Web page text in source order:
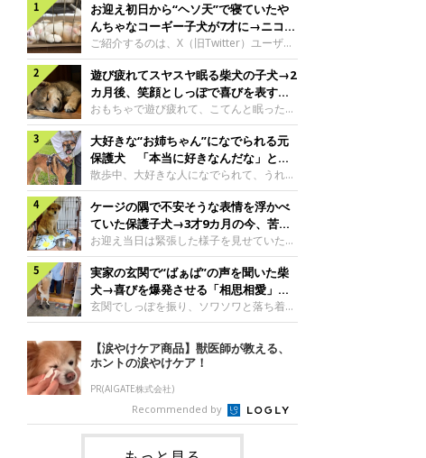
お迎え初日から“ヘソ天”で寝ていたや
んちゃなコーギー子犬が7才に→ニコニ
コ“コーギースマイル”が魅力のコに成
長！
ご紹介するのは、X（旧Twitter）ユーザー
＠Kus1oKg2vsgdWS2さんの愛犬でウェル
シュ・コーギー・ペンブロークの神楽ちゃ
ん。今年の8月で7才になるという神楽ちゃ
んですが、いったいどんな子犬時代を過ご
したのでしょうか。今回は、神楽ちゃんの
成長を飼い主さんと振り返ります！神楽ち
ゃんの成長について聞いた！お迎えから数
日後の神楽ちゃん（撮影時生後2カ月）＠
Kus1oKg2vsgdWS2――お迎え当初の神楽
ちゃんの様子について教えてください。飼
い主さん： 「お迎え当日から“ヘソ天”で寝
るようなコでし
遊び疲れてスヤスヤ眠る柴犬の子犬→2
カ月後、笑顔としっぽで喜びを表すコ
に成長！
おもちゃで遊び疲れて、こてんと眠った子
犬。あれから2カ月、表情や行動にさまざ
まな変化が見られるようになりました。遊
び疲れて眠る生後2カ月のなっちゃん遊び
疲れた様子のなっちゃん。@Pkndg_紹介
するのは、X（旧Twitter）ユーザー
@Pkndg_さんの愛犬・なっちゃん（取材
時、生後4カ月／柴犬）。こちらの写真
は、なっちゃんが生後2カ月のころに撮影
された一枚です。この日、なっちゃんは家
族と一緒におもちゃで遊んでいました。た
くさん遊んで疲れたのか、その後は眠り始
めたそうです。眠るなっちゃん。
@Pkndg_
大好きな“お姉ちゃん”になでられる元
保護犬 「本当に好きなんだな」と感
じる表情にほっこり
散歩中、大好きな人になでられて、うれし
そうな表情を見せる元保護犬。甘えるよう
な姿に、見ているこちらまでほっこりしま
す。大好きな“お姉ちゃん”に甘える小次郎
くん妹さんになでてもらい、うれしそうな
表情を見せる小次郎くん（2026年6月撮
影）。@mika_Jimmy紹介するのは、X（旧
Twitter）ユーザー@mika_Jimmyさんの愛
犬・小次郎くん（撮影時5才）。こちら
は、飼い主さんの妹さんと一緒に散歩をし
日、飼い主さんは実家から自宅へ帰る途
中、妹さんと公園で待ち合わせ
ケージの隅で不安そうな表情を浮かべ
ていた保護子犬→3才9カ月の今、苦手
を克服し頼もしいコに成長！
お迎え当日は緊張した様子を見せていた元
野犬の保護子犬。あれから約3年半、苦手
だったことを一つひとつ克服し、家族に寄
り添う姿を見せています。お迎え当日、ケ
ージの隅で不安そうにお迎え当日のシルビ
アちゃん。@nemonemotos今回紹介する
のは、X（旧Twitter）ユーザー
@nemonemotosさんの愛犬・シルビアち
ゃん（撮影当時、生後推定2カ月）。飼い
主さんが「#最初に撮った一枚」として投
稿した写真には、ケージの隅で不安そうな
表情を浮かべるシルビアちゃんの姿が写っ
ていました。こちらは、保護犬だったシル
実家の玄関で“ばぁば”の声を聞いた柴
犬→喜びを爆発させる「相思相愛」な
光景にほっこり
玄関でしっぽを振り、ソワソワと落ち着か
ない様子の柴犬。その先には、大好きな人
との再会が待っていました。玄関でソワソ
ワする福丸くんソワソワした様子を見せる
福丸くん。@totomo_fukumaru紹介する
のは、X（旧Twitter）ユーザー
@totomo_fukumaruさんが投稿していた
動画。玄関でしっぽを振っているのは、愛
犬・福丸くん（撮影時11才／柴犬）です。
何やらソワソワしている様子が印象的です
【涙やけケア商品】獣医師が教える、
ホントの涙やけケア！
PR(AIGATE株式会社)
Recommended by